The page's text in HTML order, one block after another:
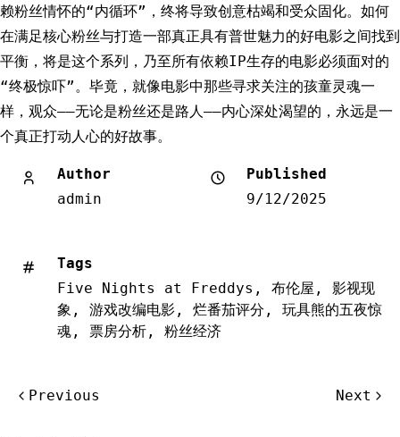
赖粉丝情怀的“内循环”，终将导致创意枯竭和受众固化。如何
在满足核心粉丝与打造一部真正具有普世魅力的好电影之间找到
平衡，将是这个系列，乃至所有依赖IP生存的电影必须面对的
“终极惊吓”。毕竟，就像电影中那些寻求关注的孩童灵魂一
样，观众——无论是粉丝还是路人——内心深处渴望的，永远是一
个真正打动人心的好故事。
Author
admin
Published
9/12/2025
Tags
Five Nights at Freddys , 布伦屋 , 影视现
象 , 游戏改编电影 , 烂番茄评分 , 玩具熊的五夜惊
魂 , 票房分析 , 粉丝经济
Previous Next